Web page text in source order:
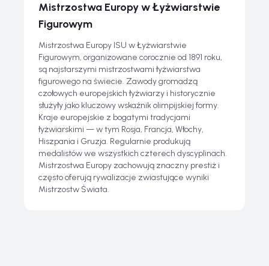
Mistrzostwa Europy w Łyżwiarstwie
Figurowym
Mistrzostwa Europy ISU w Łyżwiarstwie
Figurowym, organizowane corocznie od 1891 roku,
są najstarszymi mistrzostwami łyżwiarstwa
figurowego na świecie. Zawody gromadzą
czołowych europejskich łyżwiarzy i historycznie
służyły jako kluczowy wskaźnik olimpijskiej formy.
Kraje europejskie z bogatymi tradycjami
łyżwiarskimi — w tym Rosja, Francja, Włochy,
Hiszpania i Gruzja. Regularnie produkują
medalistów we wszystkich czterech dyscyplinach.
Mistrzostwa Europy zachowują znaczny prestiż i
często oferują rywalizacje zwiastujące wyniki
Mistrzostw Świata.